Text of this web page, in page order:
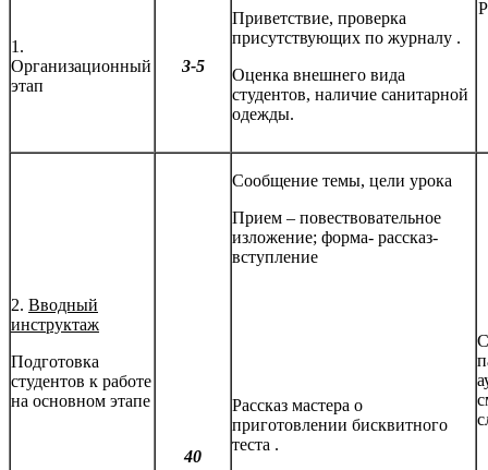
1.
Организационный
этап
3-5
Приветствие, проверка
присутствующих по журналу .
Оценка внешнего вида
студентов, наличие санитарной
одежды.
2. Вводный
инструктаж
Подготовка
студентов к работе
на основном этапе
40
Сообщение темы, цели урока
Прием – повествовательное
изложение; форма- рассказ-
вступление
Рассказ мастера о
приготовлении бисквитного
теста .